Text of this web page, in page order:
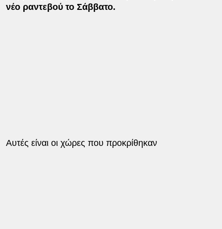
νέο ραντεβού το Σάββατο.
Αυτές είναι οι χώρες που προκρίθηκαν